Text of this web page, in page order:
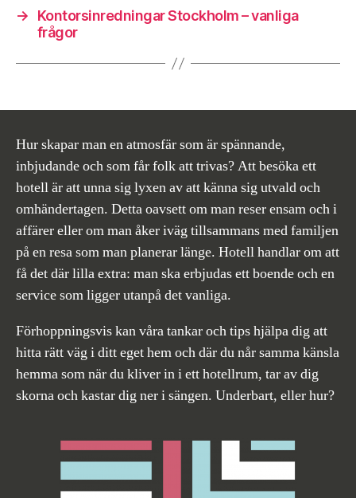
→
Kontorsinredningar Stockholm – vanliga
frågor
Hur skapar man en atmosfär som är spännande,
inbjudande och som får folk att trivas? Att besöka ett
hotell är att unna sig lyxen av att känna sig utvald och
omhändertagen. Detta oavsett om man reser ensam och i
affärer eller om man åker iväg tillsammans med familjen
på en resa som man planerar länge. Hotell handlar om att
få det där lilla extra: man ska erbjudas ett boende och en
service som ligger utanpå det vanliga.
Förhoppningsvis kan våra tankar och tips hjälpa dig att
hitta rätt väg i ditt eget hem och där du når samma känsla
hemma som när du kliver in i ett hotellrum, tar av dig
skorna och kastar dig ner i sängen. Underbart, eller hur?